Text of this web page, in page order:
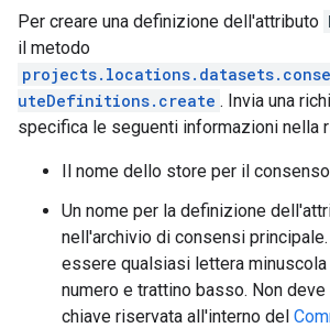
Per creare una definizione dell'attributo
il metodo
uteDefinitions.create . Invia una
specifica le seguenti informazioni nella
Il nome dello store per il
Un nome per la definizione
nell'archivio di consensi
essere qualsiasi lettera minuscola
numero e trattino basso. Non
chiave riservata all'interno del